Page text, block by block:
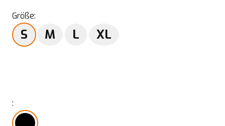
Größe:
S M L XL
: